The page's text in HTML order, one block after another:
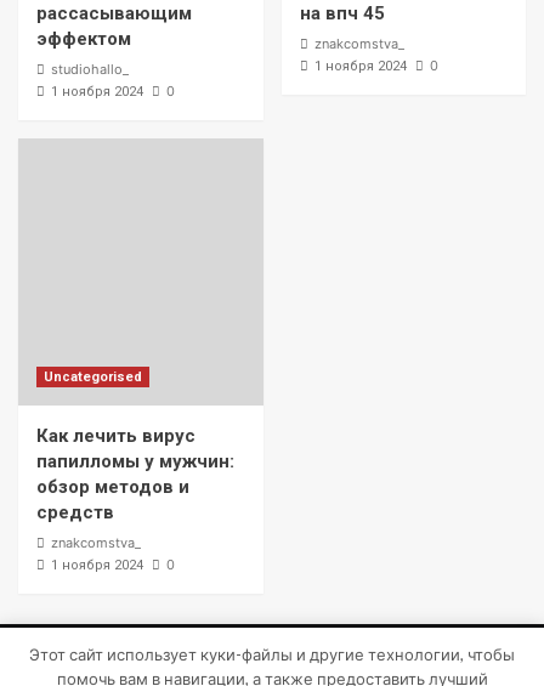
рассасывающим
эффектом
studiohallo_
1 ноября 2024 0
на впч 45
znakcomstva_
1 ноября 2024 0
Uncategorised
Как лечить вирус
папилломы у мужчин:
обзор методов и
средств
znakcomstva_
1 ноября 2024 0
Copyright © Все права защищены.|CoverNewsот AF
Этот сайт использует куки-файлы и другие технологии, чтобы
помочь вам в навигации, а также предоставить лучший